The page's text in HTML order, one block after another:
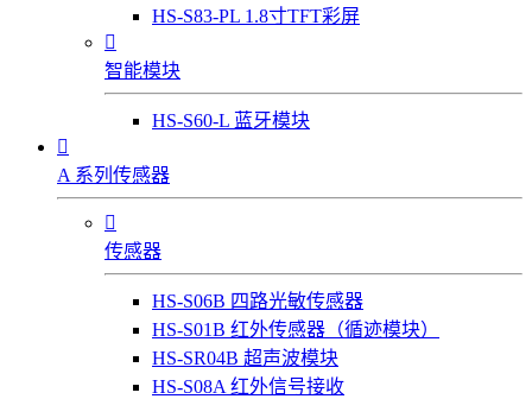
HS-S83-PL 1.8寸TFT彩屏

智能模块
HS-S60-L 蓝牙模块

A 系列传感器

传感器
HS-S06B 四路光敏传感器
HS-S01B 红外传感器（循迹模块）
HS-SR04B 超声波模块
HS-S08A 红外信号接收